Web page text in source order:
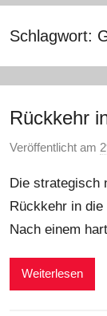
Schlagwort:
Rückkehr
Veröffentlicht am
Die strategisch
Rückkehr in
Nach einem
Weiterlesen